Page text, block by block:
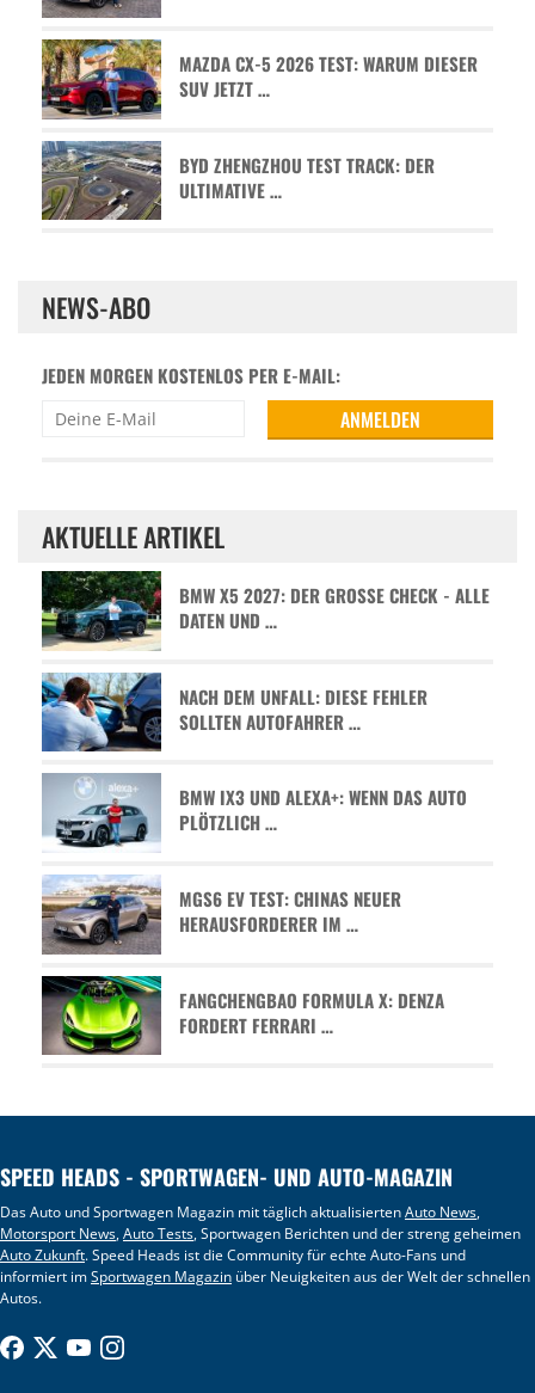
MAZDA CX-5 2026 TEST: WARUM DIESER
SUV JETZT …
BYD ZHENGZHOU TEST TRACK: DER
ULTIMATIVE …
NEWS-ABO
JEDEN MORGEN KOSTENLOS PER E-MAIL:
AKTUELLE ARTIKEL
BMW X5 2027: DER GROSSE CHECK - ALLE D
ATEN UND …
NACH DEM UNFALL: DIESE FEHLER
SOLLTEN AUTOFAHRER …
BMW IX3 UND ALEXA+: WENN DAS AUTO
PLÖTZLICH …
MGS6 EV TEST: CHINAS NEUER
HERAUSFORDERER IM …
FANGCHENGBAO FORMULA X: DENZA
FORDERT FERRARI …
SPEED HEADS - SPORTWAGEN- UND AUTO-MAGAZIN
Das Auto und Sportwagen Magazin mit täglich aktualisiertenAuto News,
Motorsport News,Auto Tests, Sportwagen Berichten und der streng geheimen
Auto Zukunft. Speed Heads ist die Community für echte Auto-Fans und
informiert imSportwagen Magazin über Neuigkeiten aus der Welt der schnellen
Autos.